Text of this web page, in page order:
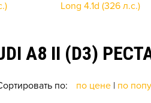
Long 4.1d (326 л.с.)
A8 II (D3)
по: по цене | по